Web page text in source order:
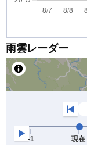
雨雲レーダー